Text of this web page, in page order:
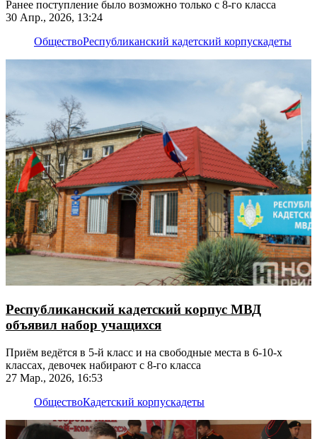
Ранее поступление было возможно только с 8-го класса
30 Апр., 2026, 13:24
ОбществоРеспубликанский кадетский корпускадеты
Республиканский кадетский корпус МВД
объявил набор учащихся
Приём ведётся в 5-й класс и на свободные места в 6-10-х
классах, девочек набирают с 8-го класса
27 Мар., 2026, 16:53
ОбществоКадетский корпускадеты